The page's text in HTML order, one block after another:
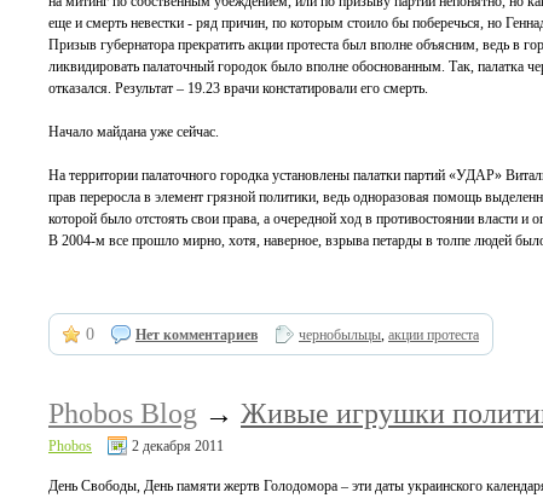
еще и смерть невестки - ряд причин, по которым стоило бы поберечься, но
Призыв губернатора прекратить акции протеста был вполне объясним, ведь в
ликвидировать палаточный городок было вполне обоснованным. Так, палатка
отказался. Результат – 19.23 врачи констатировали его смерть.
Начало майдана уже сейчас.
На территории палаточного городка установлены палатки партий «УДАР»
прав переросла в элемент грязной политики, ведь одноразовая помощь
которой было отстоять свои права, а очередной ход в противостоянии власти и
В 2004-м все прошло мирно, хотя, наверное, взрыва петарды в толпе людей
0 Нет комментариев чернобыльцы, акции протеста
Phobos Blog → Живые игрушки
Phobos 2 декабря 2011
День Свободы, День памяти жертв Голодомора – эти даты украинского